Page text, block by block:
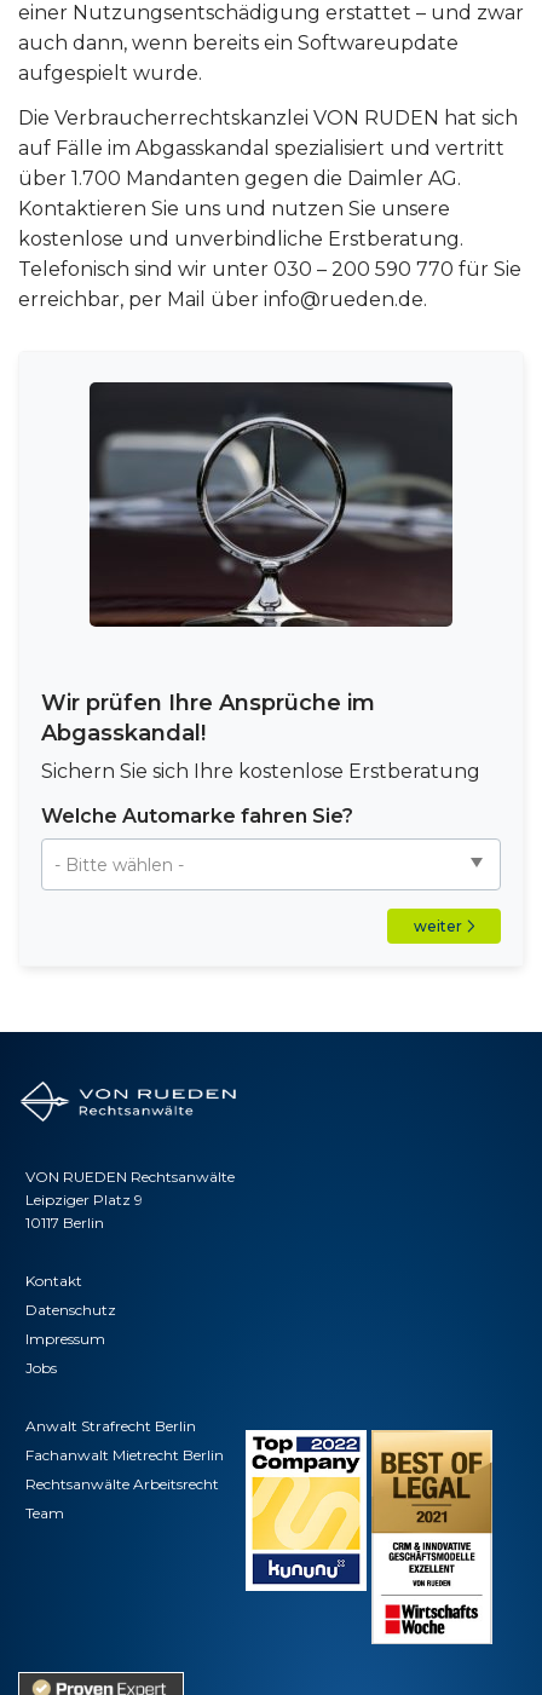
einer Nutzungsentschädigung erstattet – und zwar
auch dann, wenn bereits ein Softwareupdate
aufgespielt wurde.
Die Verbraucherrechtskanzlei VON RUDEN hat sich
auf Fälle im Abgasskandal spezialisiert und vertritt
über 1.700 Mandanten gegen die Daimler AG.
Kontaktieren Sie uns und nutzen Sie unsere
kostenlose und unverbindliche Erstberatung.
Telefonisch sind wir unter 030 – 200 590 770 für Sie
erreichbar, per Mail über info@rueden.de.
Wir prüfen Ihre Ansprüche im
Abgasskandal!
Sichern Sie sich Ihre kostenlose Erstberatung
Welche Automarke fahren Sie?
weiter
VON RUEDEN Rechtsanwälte
Leipziger Platz 9
10117 Berlin
Kontakt
Datenschutz
Impressum
Jobs
Anwalt Strafrecht Berlin
Fachanwalt Mietrecht Berlin
Rechtsanwälte Arbeitsrecht
Team